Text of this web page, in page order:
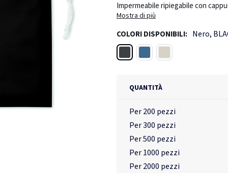
Impermeabile ripiegabile con
Mostra di più
COLORI DISPONIBILI: Nero,
QUANTITÀ
Per 200 pezzi
Per 300 pezzi
Per 500 pezzi
Per 1000 pezzi
Per 2000 pezzi